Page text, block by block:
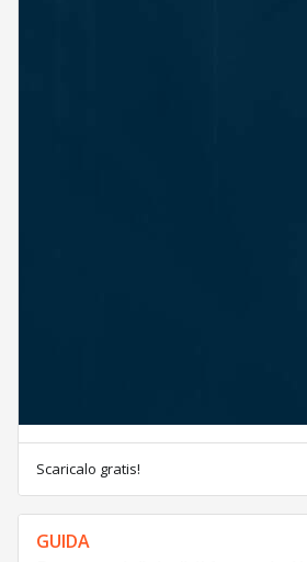
Scaricalo gratis!
GUIDA